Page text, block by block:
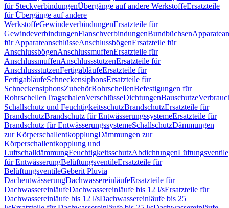
für SteckverbindungenÜbergänge auf andere WerkstoffeErsatzteile
für Übergänge auf andere
WerkstoffeGewindeverbindungenErsatzteile für
GewindeverbindungenFlanschverbindungenBundbüchsen
für ApparateanschlüsseAnschlussbögenErsatzteile für
AnschlussbögenAnschlussmuffenErsatzteile für
AnschlussmuffenAnschlussstutzenErsatzteile für
AnschlussstutzenFertigabläufeErsatzteile für
FertigabläufeSchneckensiphonsErsatzteile für
SchneckensiphonsZubehörRohrschellenBefestigungen für
RohrschellenTragschalenVerschlüsseDichtungenBauschutze
Schallschutz und FeuchtigkeitsschutzBrandschutzErsatzteile für
BrandschutzBrandschutz für EntwässerungssystemeErsatzteile für
Brandschutz für EntwässerungssystemeSchallschutzDämmungen
zur KörperschallentkopplungDämmungen zur
Körperschallentkopplung und
LuftschalldämmungFeuchtigkeitsschutzAbdichtungenLüftungsventile
für EntwässerungBelüftungsventileErsatzteile für
BelüftungsventileGeberit Pluvia
DachentwässerungDachwassereinläufeErsatzteile für
DachwassereinläufeDachwassereinläufe bis 12 l/sErsatzteile für
Dachwassereinläufe bis 12 l/sDachwassereinläufe bis 25